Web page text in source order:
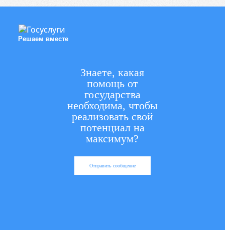
Решаем вместе
Знаете, какая
помощь от
государства
необходима, чтобы
реализовать свой
потенциал на
максимум?
Отправить сообщение